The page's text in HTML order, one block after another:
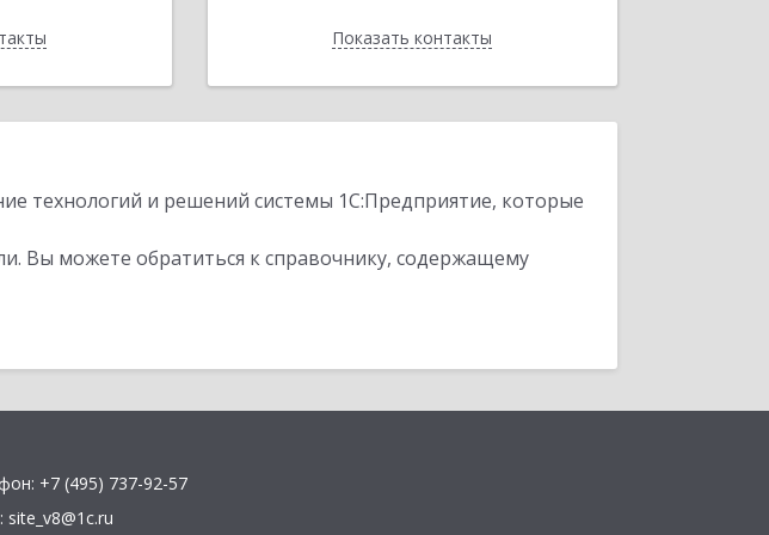
Показать контакты
Назад
технологий и решений системы 1С:Предприятие, которые
Вы можете обратиться к справочнику, содержащему
+7 (495) 737-92-57
site_v8@1c.ru